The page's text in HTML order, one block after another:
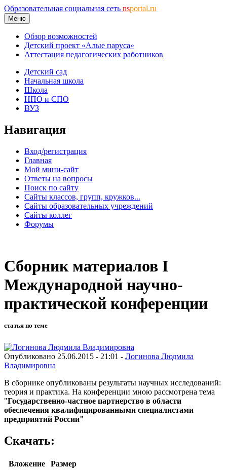
Образовательная социальная сеть nsportal.ru
Меню
Обзор возможностей
Детский проект «Алые паруса»
Аттестация педагогических работников
Детский сад
Начальная школа
Школа
НПО и СПО
ВУЗ
Навигация
Вход/регистрация
Главная
Мой мини-сайт
Ответы на вопросы
Поиск по сайту
Сайты классов, групп, кружков...
Сайты образовательных учреждений
Сайты коллег
Форумы
Сборник материалов I
Международной научно-
практической конференции
статья по теме
Опубликовано 25.06.2015 - 21:01 - Логинова Людмила
Владимировна
В сборнике опубликованы результаты научных исследований:
теория и практика. На конференции мною рассмотрена тема
"Государственно-частное партнерство в области
обеспечения квалифицированными специалистами
предприятий России"
Скачать:
Вложение
Размер